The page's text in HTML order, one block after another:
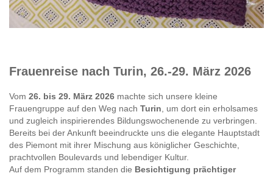
Frauenreise nach Turin, 26.-29. März 2026
Vom 26. bis 29. März 2026 machte sich unsere kleine
Frauengruppe auf den Weg nach Turin, um dort ein erholsames
und zugleich inspirierendes Bildungswochenende zu verbringen.
Bereits bei der Ankunft beeindruckte uns die elegante Hauptstadt
des Piemont mit ihrer Mischung aus königlicher Geschichte,
prachtvollen Boulevards und lebendiger Kultur.
Auf dem Programm standen die Besichtigung prächtiger